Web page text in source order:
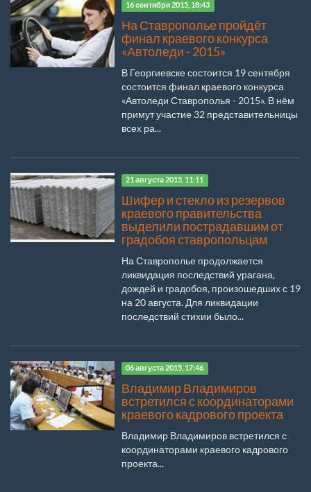
16 сентября 2015, 18:43
На Ставрополье пройдёт
финал краевого конкурса
«Автоледи - 2015»
В Георгиевске состоится 19 сентября
состоится финал краевого конкурса
«Автоледи Ставрополья - 2015». В нём
примут участие 32 представительницы
всех ра...
21 августа 2015, 11:11
Шифер и стекло из резервов
краевого правительства
выделили пострадавшим от
градобоя ставропольцам
На Ставрополье продолжается
ликвидация последствий урагана,
дождей и градобоя, произошедших с 19
на 20 августа. Для ликвидации
последствий стихии было...
06 августа 2015, 17:46
Владимир Владимиров
встретился с координаторами
краевого кадрового проекта
Владимир Владимиров встретился с
координаторами краевого кадрового
проекта...